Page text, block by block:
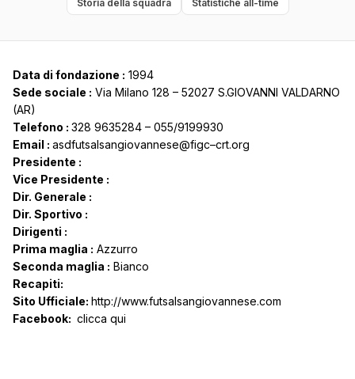
Storia della squadra Statistiche all-time
Data di fondazione : 1994
Sede sociale : Via Milano 128 – 52027 S.GIOVANNI VALDARNO
(AR)
Telefono : 328 9635284 – 055/9199930
Email : asdfutsalsangiovannese@figc–crt.org
Presidente :
Vice Presidente :
Dir. Generale :
Dir. Sportivo :
Dirigenti :
Prima maglia : Azzurro
Seconda maglia : Bianco
Recapiti:
Sito Ufficiale: http://www.futsalsangiovannese.com
Facebook: clicca qui